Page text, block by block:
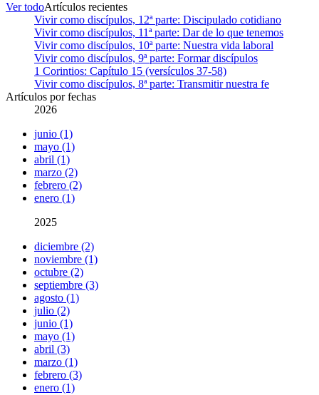
Ver todoArtículos recientes
Vivir como discípulos, 12ª parte: Discipulado cotidiano
Vivir como discípulos, 11ª parte: Dar de lo que tenemos
Vivir como discípulos, 10ª parte: Nuestra vida laboral
Vivir como discípulos, 9ª parte: Formar discípulos
1 Corintios: Capítulo 15 (versículos 37-58)
Vivir como discípulos, 8ª parte: Transmitir nuestra fe
Artículos por fechas
2026
junio (1)
mayo (1)
abril (1)
marzo (2)
febrero (2)
enero (1)
2025
diciembre (2)
noviembre (1)
octubre (2)
septiembre (3)
agosto (1)
julio (2)
junio (1)
mayo (1)
abril (3)
marzo (1)
febrero (3)
enero (1)